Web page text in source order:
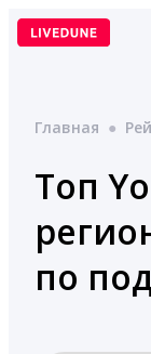
Перейти
Главная ●
Топ
по